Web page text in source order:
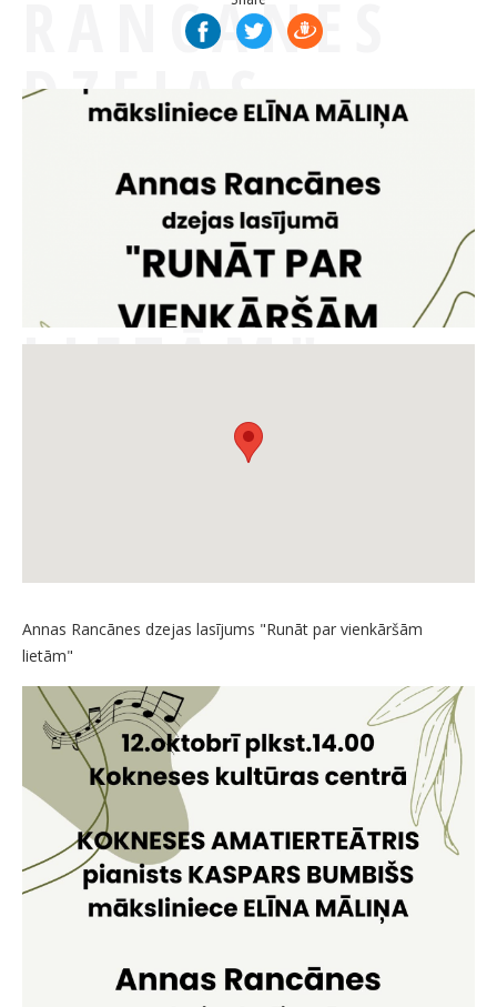
RANCĀNES
DZEJAS
LASĪJUMS
"RUNĀT PAR
VIENKĀRŠĀM
LIETĀM"
Annas Rancānes dzejas lasījums "Runāt par vienkāršām
lietām"